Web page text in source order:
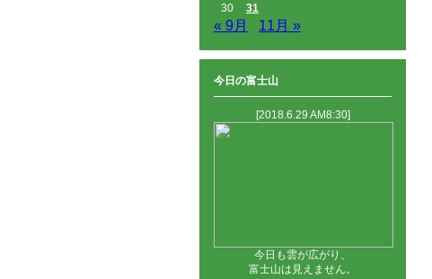
30
31
« 9月 11月 »
今日の富士山
[2018.6.29 AM8:30]
今日も雲が広がり、
富士山は見えません。